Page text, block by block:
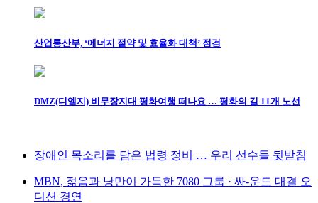
산업통산부, ‘에너지 절약 및 효율화 대책’ 점검
DMZ(디엠지) 비무장지대 평화여행 떠나요 … 평화의 길 11개 노선
장애인 목소리를 담은 법령 정비 … 우리 선수들 뒷받침
MBN, 젊음과 낭만이 가득한 7080 그룹 · 싸-운드 대결 오
디션 경연